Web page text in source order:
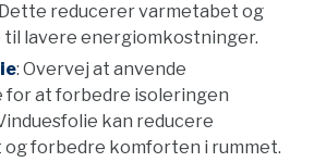
reducerer varmetabet og
til lavere energiomkostninger.
: Overvej at anvende
for at forbedre isoleringen
kan reducere
forbedre komforten i rummet.